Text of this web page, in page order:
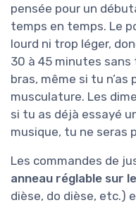
pensée pour un
temps en temps. Le
lourd ni trop léger,
30 à 45 minutes sans
bras, même si tu n’as
musculature. Les
si tu as déjà essayé
musique, tu ne seras
Les commandes de
anneau réglable sur
dièse, do dièse, etc.)